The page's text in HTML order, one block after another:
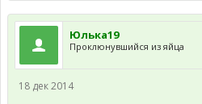
Юлька19
Проклюнувшийся из яйца
18 дек 2014